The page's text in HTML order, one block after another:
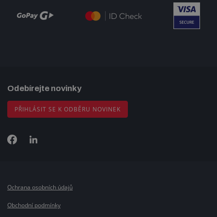
Odebírejte novinky
PŘIHLÁSIT SE K ODBĚRU NOVINEK
Ochrana osobních údajů
Obchodní podmínky